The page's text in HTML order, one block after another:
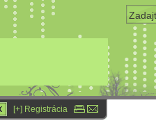
[+] Registrácia